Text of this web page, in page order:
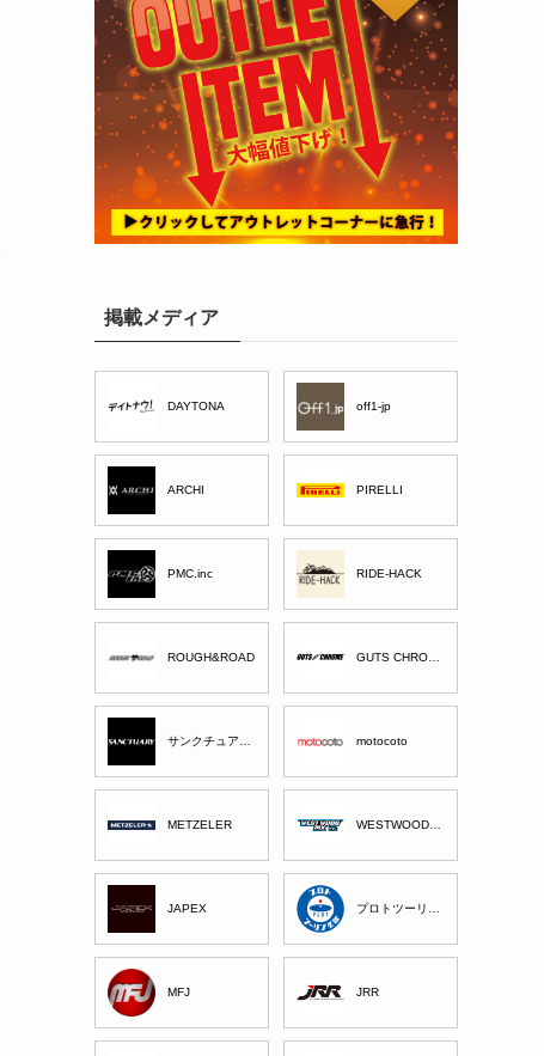
掲載メディア
DAYTONA off1-jp
ARCHI PIRELLI
PMC.inc RIDE-HACK
ROUGH&ROAD GUTS CHROME
サンクチュアリー motocoto
METZELER WESTWOOD MX
JAPEX プロトツーリング部
MFJ JRR